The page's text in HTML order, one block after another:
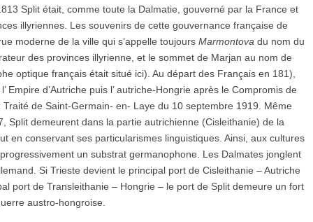
Split était, comme toute la Dalmatie, gouverné par la France et
illyriennes. Les souvenirs de cette gouvernance française de
moderne de la ville qui s’appelle toujours Marmontova du nom du
des provinces illyrienne, et le sommet de Marjan au nom de
optique français était situé ici). Au départ des Français en 181),
Empire d’Autriche puis l’ autriche-Hongrie après le Compromis de
Traité de Saint-Germain- en- Laye du 10 septembre 1919. Même
Split demeurent dans la partie autrichienne (Cisleithanie) de la
en conservant ses particularismes linguistiques. Ainsi, aux cultures
un substrat germanophone. Les Dalmates jonglent
Si Trieste devient le principal port de Cisleithanie – Autriche
port de Transleithanie – Hongrie – le port de Split demeure un fort
austro-hongroise.